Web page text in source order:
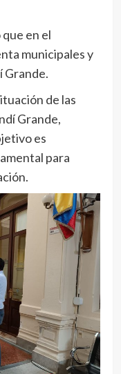
en el
municipales y
Grande.
de las
Grande,
es
para